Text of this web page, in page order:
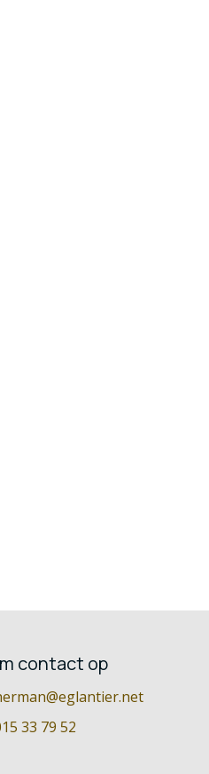
contact op
33 79 52